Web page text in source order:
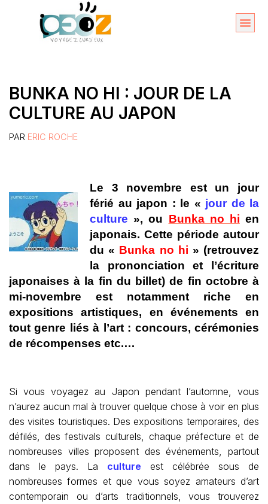
BUNKA NO HI : JOUR DE LA
CULTURE AU JAPON
PAR ERIC ROCHE
Le 3 novembre est un jour
férié au japon : le « jour de la
culture », ou Bunka no hi en
japonais. Cette période autour
du « Bunka no hi » (retrouvez
la prononciation et l’écriture
japonaises à la fin du billet) de fin octobre à
mi-novembre est notamment riche en
expositions artistiques, en événements en
tout genre liés à l’art : concours, cérémonies
de récompenses etc.…
Si vous voyagez au Japon pendant l’automne, vous
n’aurez aucun mal à trouver quelque chose à voir en plus
des visites touristiques. Des expositions temporaires, des
défilés, des festivals culturels, chaque préfecture et de
nombreuses villes proposent des événements, partout
dans le pays. La culture est célébrée sous de
nombreuses formes et que vous soyez amateurs d’art
contemporain ou d’arts traditionnels, vous trouverez